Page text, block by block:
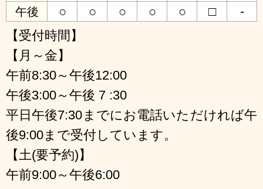
午後 ○ ○ ○ ○ ○ □
-
【受付時間】
【月～金】
午前8:30～午後12:00
午後3:00～午後 7 :30
平日午後7:30までにお電話いただければ午
後9:00まで受付しています。
【土(要予約)】
午前9:00～午後6:00